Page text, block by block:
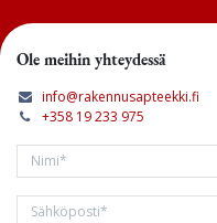
Ole meihin yhteydessä
info@rakennusapteekki.fi
+358 19 233 975